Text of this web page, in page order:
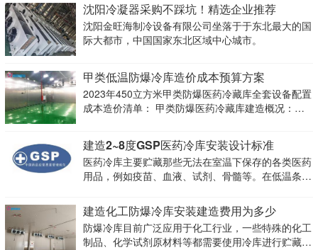
沈阳冷凝器采购不踩坑！精选企业推荐
沈阳金旺海制冷设备有限公司坐落于于东北最大的国
际大都市，中国国家东北区域中心城市。
甲类低温防爆冷库造价成本预算方案
2023年450立方米甲类防爆医药冷藏库全套设备配置
成本造价清单： 甲类防爆医药冷藏库建造概况：占
（一楼防爆冷藏库），防爆等级BT4，冷库面积50
㎡，净高2.5m；一间2~8度冷藏库（三
建造2~8度GSP医药冷库安装设计标准
医药冷库主要贮藏那些无法在室温下保存的各类医药
用品，例如疫苗、血液、试剂、骨髓等。在低温条件
药品的保质期，目前医用冷库被广泛用于医药、药
房、血库和药品生产厂家中。
建造化工防爆冷库安装建造费用为多少
防爆冷库目前广泛应用于化工行业，一些特殊的化工
制品、化学试剂原材料等都需要使用冷库进行贮藏，